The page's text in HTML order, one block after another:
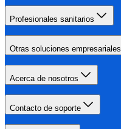
Profesionales sanitarios
Otras soluciones empresariales
Acerca de nosotros
Contacto de soporte